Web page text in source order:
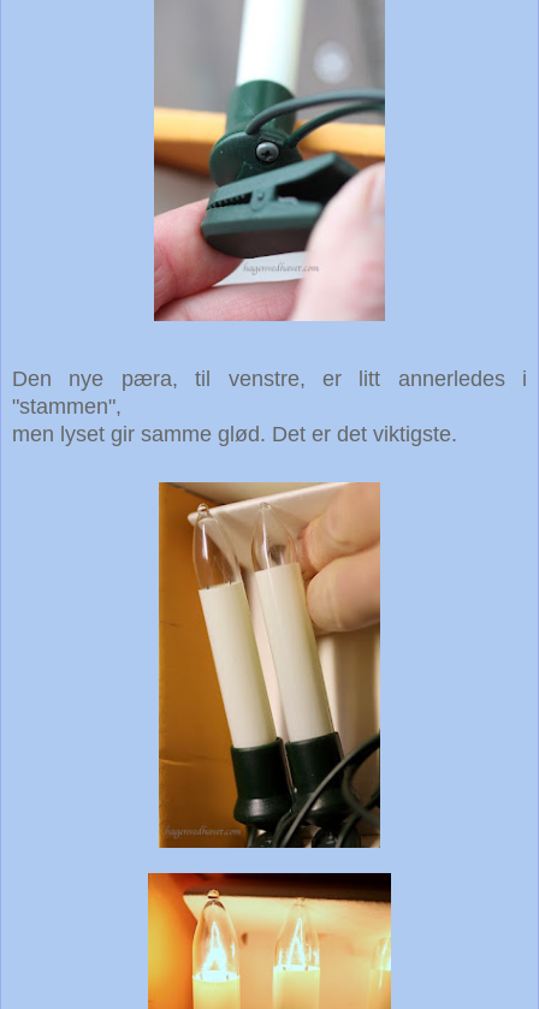
Den nye pæra, til venstre, er litt annerledes i
"stammen",
men lyset gir samme glød. Det er det viktigste.